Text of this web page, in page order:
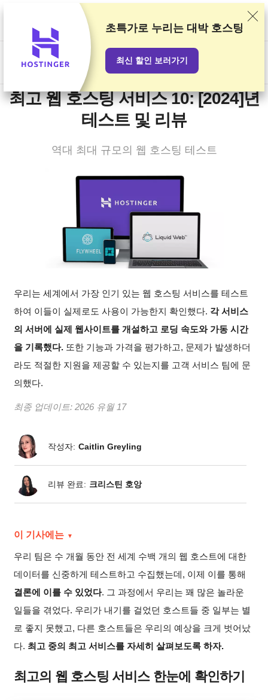
테스트와 조사를 통해 제공업체의 순위를 정하지만 사용자의 피드
백과 제공업체와의 상업적 계약 또한 고려합니다. 이 페이지에는 제
휴 링크가 포함되어 있습니다.광고 공시
최고 웹 호스팅 서비스 10: [2024]년
테스트 및 리뷰
역대 최대 규모의 웹 호스팅 테스트
우리는 세계에서 가장 인기 있는 웹 호스팅 서비스를 테스트
하여 이들이 실제로도 사용이 가능한지 확인했다. 각 서비스
의 서버에 실제 웹사이트를 개설하고 로딩 속도와 가동 시간
을 기록했다. 또한 기능과 가격을 평가하고, 문제가 발생하더
라도 적절한 지원을 제공할 수 있는지를 고객 서비스 팀에 문
의했다.
최종 업데이트: 2026 유월 17
리뷰 완료: 크리스틴 호앙
작성자: Caitlin Greyling
이 기사에는
우리 팀은 수 개월 동안 전 세계 수백 개의 웹 호스트에 대한
데이터를 신중하게 테스트하고 수집했는데, 이제 이를 통해
결론에 이를 수 있었다. 그 과정에서 우리는 꽤 많은 놀라운
일들을 겪었다. 우리가 내기를 걸었던 호스트들 중 일부는 별
로 좋지 못했고, 다른 호스트들은 우리의 예상을 크게 벗어났
다. 최고 중의 최고 서비스를 자세히 살펴보도록 하자.
최고의 웹 호스팅 서비스 한눈에 확인하기
초특가로 누리는 대박 호스팅
최신 할인 보러가기